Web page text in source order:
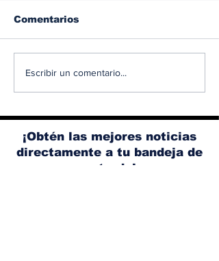
Albaisa deja la
Weaver tomará su
lugar
Comentarios
Escribir un comentario...
¡Obtén las mejores noticias
directamente a tu bandeja de
entrada!